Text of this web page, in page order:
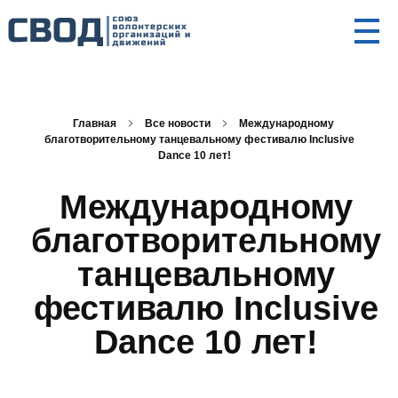
Главная Все новости
Международному
благотворительному танцевальному фестивалю Inclusive
Dance 10 лет!
Международному
благотворительному
танцевальному
фестивалю Inclusive
Dance 10 лет!